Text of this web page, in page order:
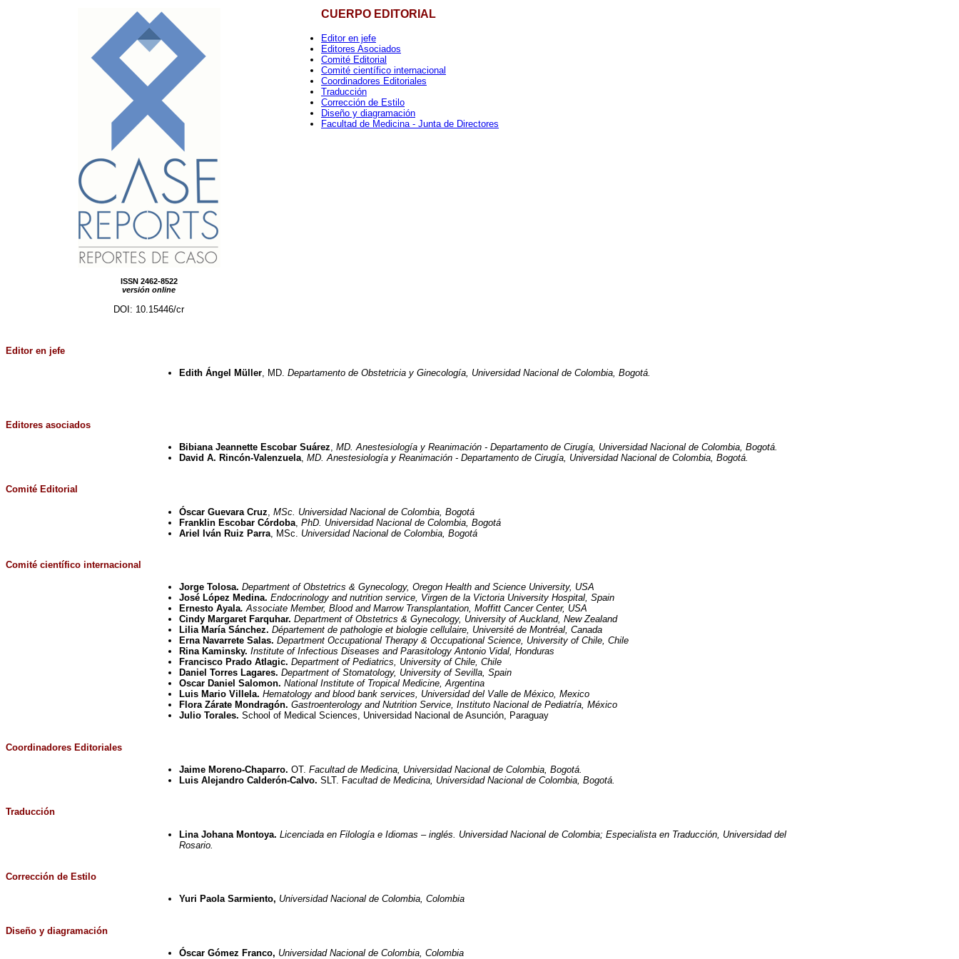
ISSN 2462-8522
versión online
DOI: 10.15446/cr
CUERPO EDITORIAL
Editor en jefe
Editores Asociados
Comité Editorial
Comité científico internacional
Coordinadores Editoriales
Traducción
Corrección de Estilo
Diseño y diagramación
Facultad de Medicina - Junta de Directores
Editor en jefe
Edith Ángel Müller , MD. Departamento de Obstetricia y Ginecología, Universidad Nacional de Colombia, Bogotá.
Editores asociados
Bibiana Jeannette Escobar Suárez MD. Anestesiología y Reanimación - Departamento de Cirugía, Universidad Nacional de Colombia, Bogotá.
David A. Rincón-Valenzuela MD. Anestesiología y Reanimación - Departamento de Cirugía, Universidad Nacional de Colombia, Bogotá.
Comité Editorial
Óscar Guevara Cruz MSc. Universidad Nacional de Colombia, Bogotá
Franklin Escobar Córdoba PhD. Universidad Nacional de Colombia, Bogotá
Ariel Iván Ruiz Parra , MSc. Universidad Nacional de Colombia, Bogotá
Comité científico internacional
Jorge Tolosa. Department of Obstetrics & Gynecology, Oregon Health and Science University, USA
José López Medina. Endocrinology and nutrition service, Virgen de la Victoria University Hospital, Spain
Ernesto Ayala.Associate Member, Blood and Marrow Transplantation, Moffitt Cancer Center, USA
Cindy Margaret Farquhar. Department of Obstetrics & Gynecology, University of Auckland, New Zealand
Lilia María Sánchez. Département de pathologie et biologie cellulaire, Université de Montréal, Canada
Erna Navarrete Salas. Department Occupational Therapy & Occupational Science, University of Chile, Chile
Rina Kaminsky. Institute of Infectious Diseases and Parasitology Antonio Vidal, Honduras
Francisco Prado Atlagic. Department of Pediatrics, University of Chile, Chile
Daniel Torres Lagares. Department of Stomatology, University of Sevilla, Spain
Oscar Daniel Salomon. National Institute of Tropical Medicine, Argentina
Luis Mario Villela. Hematology and blood bank services, Universidad del Valle de México, Mexico
Flora Zárate Mondragón. Gastroenterology and Nutrition Service, Instituto Nacional de Pediatría, México
Julio Torales. School of Medical Sciences, Universidad Nacional de Asunción, Paraguay
Coordinadores Editoriales
Jaime Moreno-Chaparro. OT. Facultad de Medicina, Universidad Nacional de Colombia, Bogotá.
Luis Alejandro Calderón-Calvo. SLT. Facultad de Medicina, Universidad Nacional de Colombia, Bogotá.
Traducción
Lina Johana Montoya. Licenciada en Filología e Idiomas – inglés. Universidad Nacional de Colombia; Especialista en Traducción, Universidad del
Rosario.
Corrección de Estilo
Yuri Paola Sarmiento, Universidad Nacional de Colombia, Colombia
Diseño y diagramación
Óscar Gómez Franco, Universidad Nacional de Colombia, Colombia